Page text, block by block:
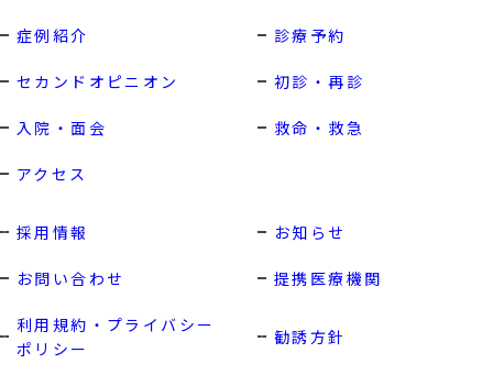
アクセス ACCESS
実習・見学応募 (学生向け)
利用規約・プライバシーポリシー
症例紹介 診療予約
セカンドオピニオン 初診・再診
入院・面会 救命・救急
アクセス
採用情報 お知らせ
お問い合わせ 提携医療機関
利用規約・プライバシー
ポリシー
勧誘方針